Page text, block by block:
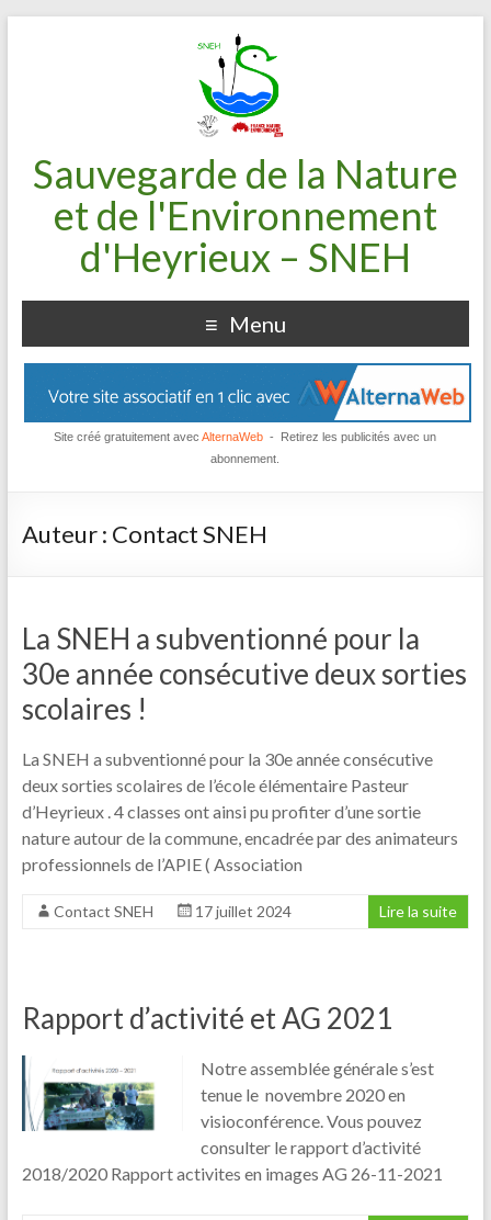
Sauvegarde de la Nature
et de l'Environnement
d'Heyrieux – SNEH
Menu
Site créé gratuitement avecAlternaWeb - Retirez les publicités avec un
abonnement.
Auteur : Contact SNEH
La SNEH a subventionné pour la
30e année consécutive deux sorties
scolaires !
La SNEH a subventionné pour la 30e année consécutive
deux sorties scolaires de l’école élémentaire Pasteur
d’Heyrieux . 4 classes ont ainsi pu profiter d’une sortie
nature autour de la commune, encadrée par des animateurs
professionnels de l’APIE ( Association
Contact SNEH 17 juillet 2024 Lire la suite
Rapport d’activité et AG 2021
Notre assemblée générale s’est
tenue le novembre 2020 en
visioconférence. Vous pouvez
consulter le rapport d’activité
2018/2020 Rapport activites en images AG 26-11-2021